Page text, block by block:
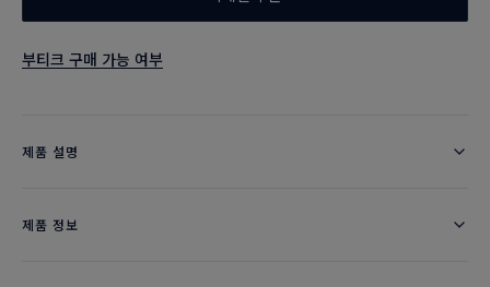
부티크 구매 가능 여부
제품 설명
제품 정보